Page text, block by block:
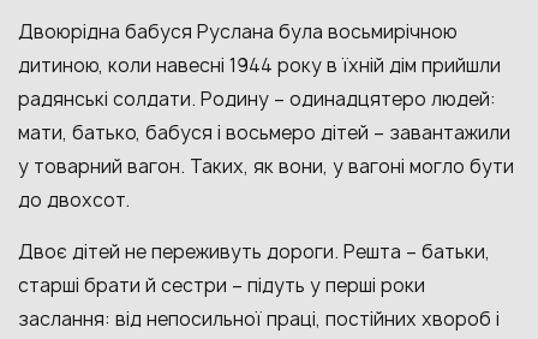
Двоюрідна бабуся Руслана була восьмирічною
дитиною, коли навесні 1944 року в їхній дім прийшли
радянські солдати. Родину – одинадцятеро людей:
мати, батько, бабуся і восьмеро дітей – завантажили
у товарний вагон. Таких, як вони, у вагоні могло бути
до двохсот.
Двоє дітей не переживуть дороги. Решта – батьки,
старші брати й сестри – підуть у перші роки
заслання: від непосильної праці, постійних хвороб і